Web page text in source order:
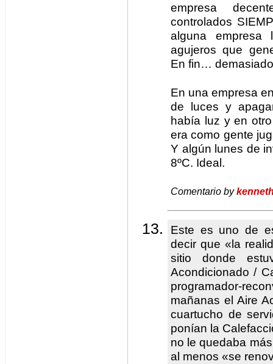
empresa
controlados
alguna
agujeros que
En fin…
En una empresa
de luces y
había luz y en
era como gente
Y algún lunes de
8ºC. Ideal.
Comentario by
Este es uno de
decir que «la
sitio donde
Acondicionado /
programador-
mañanas el Aire
cuartucho de
ponían la
no le quedaba
al menos «se